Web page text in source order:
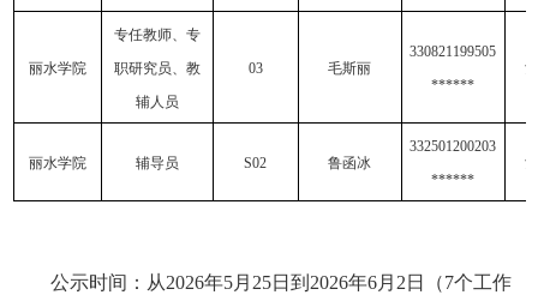
丽水学院
专任教师、专
职研究员、教
辅人员
03 毛斯丽
330821199505
******
女
丽水学院 辅导员 S02 鲁函冰
332501200203
******
女
公示时间：从2026年5月25日到2026年6月2日（7个工作